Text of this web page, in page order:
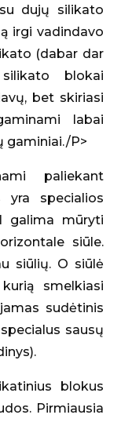
dujų silikato
irgi vadindavo
(dabar dar
blokai
bet skiriasi
labai
gaminiai./P>
paliekant
yra specialios
galima mūryti
siūle.
siūlių. O siūlė
smelkiasi
sudėtinis
sausų
blokus
Pirmiausia